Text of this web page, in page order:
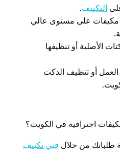
التكييف.
مكيفات على مستوى عالي
الأصلية أو تنظيفها
العمل أو تنظيف الدكت
احترافية في الكويت؟
طلباتك من خلال فني تكييف